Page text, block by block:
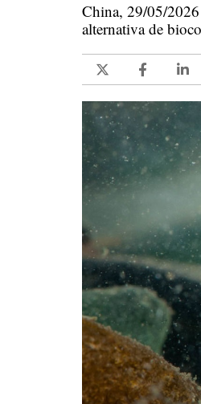
China, 29/05/2026
alternativa de